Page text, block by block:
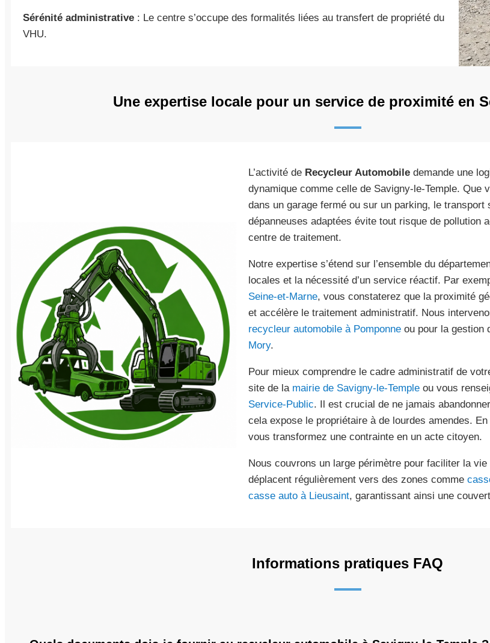
Sérénité administrative : Le centre s’occupe des formalités liées au transfert de propriété du
VHU.
Une expertise locale pour un service de proximité en
L’activité de Recycleur Automobiledemande une
dynamique comme celle de Savigny-le-Temple. Que
dans un garage fermé ou sur un parking, le transport
dépanneuses adaptées évite tout risque de pollution
centre de traitement.
Notre expertise s’étend sur l’ensemble du
locales et la nécessité d’un service réactif. Par
Seine-et-Marne, vous constaterez que la proximité
et accélère le traitement administratif. Nous
recycleur automobile à Pomponneou pour la gestion
Mory.
Pour mieux comprendre le cadre administratif de
site de la mairie de Savigny-le-Templeou vous
Service-Public. Il est crucial de ne jamais
cela expose le propriétaire à de lourdes amendes.
vous transformez une contrainte en un acte citoyen.
Nous couvrons un large périmètre pour faciliter la
déplacent régulièrement vers des zones comme
casse auto à Lieusaint, garantissant ainsi une
Informations pratiques FAQ